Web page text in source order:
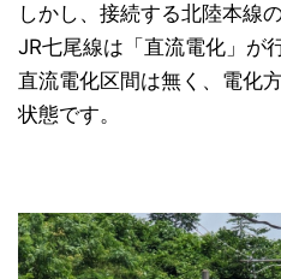
しかし、接続する北陸本線
JR七尾線は「直流電化」が
直流電化区間は無く、電化
状態です。